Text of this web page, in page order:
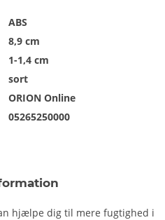
ABS
8,9 cm
1-1,4 cm
sort
ORION Online
05265250000
hjælpe dig til mere fugtighed i